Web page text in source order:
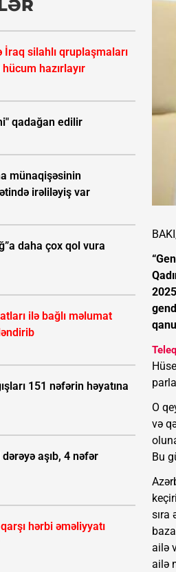
silahlı qruplaşmaları
hazırlayır
qadağan edilir
münaqişəsinin
irəliləyiş var
daha çox qol vura
ilə bağlı məlumat
151 nəfərin həyatına
aşıb, 4 nəfər
hərbi əməliyyatı
O
və
Bu
sıra
ailə
ailə